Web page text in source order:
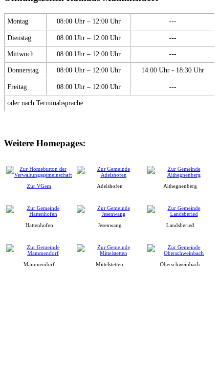
Montag 08:00 Uhr – 12:00 Uhr ---
Dienstag 08:00 Uhr – 12:00 Uhr ---
Mittwoch 08:00 Uhr – 12:00 Uhr ---
Donnerstag 08:00 Uhr – 12:00 Uhr 14:00 Uhr - 18:30 Uhr
Freitag 08:00 Uhr – 12:00 Uhr ---
oder nach Terminabsprache
Weitere Homepages:
Zur VGem Adelshofen Althegnenberg
Hattenhofen Jesenwang Landsberied
Mammendorf Mittelstetten Oberschweinbach